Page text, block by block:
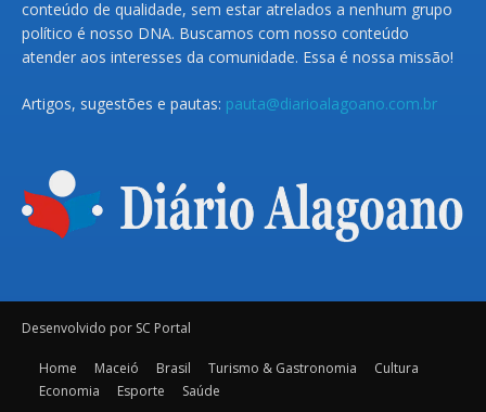
conteúdo de qualidade, sem estar atrelados a nenhum grupo
político é nosso DNA. Buscamos com nosso conteúdo
atender aos interesses da comunidade. Essa é nossa missão!
Artigos, sugestões e pautas: pauta@diarioalagoano.com.br
Desenvolvido por SC Portal
Home Maceió Brasil Turismo & Gastronomia
Cultura
Economia
Esporte Saúde